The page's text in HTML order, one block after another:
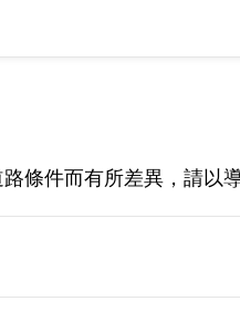
條件而有所差異，請以